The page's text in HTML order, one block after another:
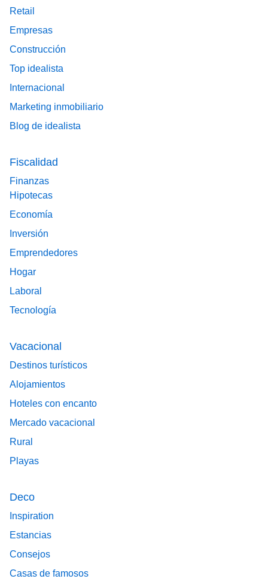
Retail
Empresas
Construcción
Top idealista
Internacional
Marketing inmobiliario
Blog de idealista
Fiscalidad
Finanzas
Hipotecas
Economía
Inversión
Emprendedores
Hogar
Laboral
Tecnología
Vacacional
Destinos turísticos
Alojamientos
Hoteles con encanto
Mercado vacacional
Rural
Playas
Deco
Inspiration
Estancias
Consejos
Casas de famosos